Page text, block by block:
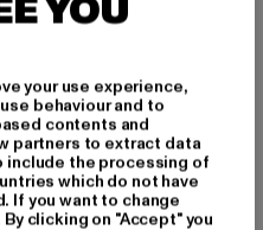
YOU
your use experience,
behaviour and to
contents and
partners to extract data
include the processing of
which do not have
If you want to change
clicking on "Accept" you